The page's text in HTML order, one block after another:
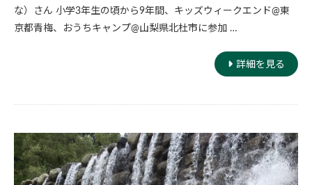
な）さん 小学3年生の頃から9年間、キッズウィークエンド@東
京都青梅、おうちキャンプ@山梨県北杜市に参加 …
詳細を見る